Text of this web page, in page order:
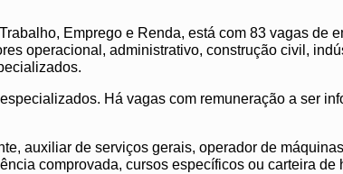
Emprego e Renda, está com 83 vagas de
operacional, administrativo, construção civil,
Há vagas com remuneração a ser
auxiliar de serviços gerais, operador de
comprovada, cursos específicos ou carteira de